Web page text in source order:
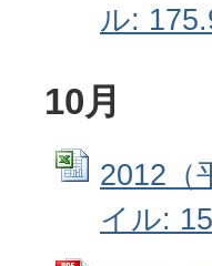
ル:
10月
2012（
イル: